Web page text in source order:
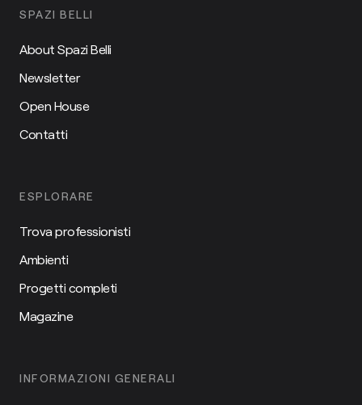
SPAZI BELLI
About Spazi Belli
Newsletter
Open House
Contatti
ESPLORARE
Trova professionisti
Ambienti
Progetti completi
Magazine
INFORMAZIONI GENERALI